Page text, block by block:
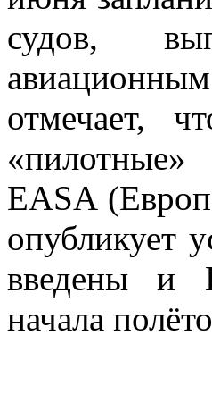
судов,
отмечает,
EASA
опубликует
введены и
начала